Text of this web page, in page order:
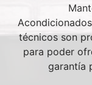
técnicos son
para poder
garantía